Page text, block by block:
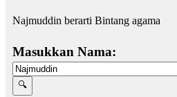
Najmuddin berarti Bintang agama
Masukkan Nama: